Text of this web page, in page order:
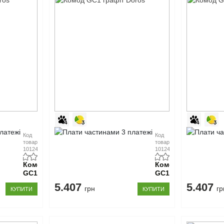
Код
товару:
10124146
Комод
GС1
білий
Doros
КУПИТИ
Код
товару:
10124147
Комод
GС1
графіт
Doros
5.407 грн КУПИТИ 5.407